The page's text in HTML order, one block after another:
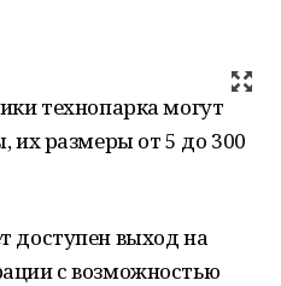
технопарка могут
их размеры от 5 до 300
доступен выход на
с возможностью